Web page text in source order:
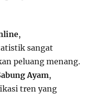
,
sangat
peluang menang.
Ayam,
tren yang